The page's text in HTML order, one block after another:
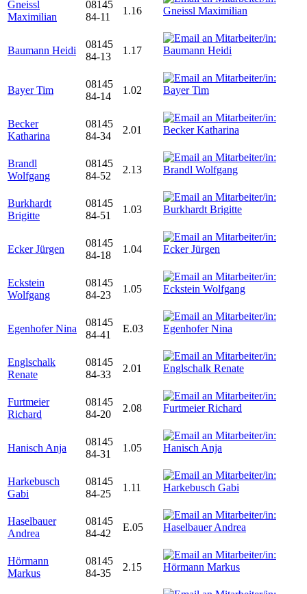
Gneissl
Maximilian
08145
84-11
1.16
Baumann Heidi
08145
84-13
1.17
Bayer Tim
08145
84-14
1.02
Becker
Katharina
08145
84-34
2.01
Brandl
Wolfgang
08145
84-52
2.13
Burkhardt
Brigitte
08145
84-51
1.03
Ecker Jürgen
08145
84-18
1.04
Eckstein
Wolfgang
08145
84-23
1.05
Egenhofer Nina
08145
84-41
E.03
Englschalk
Renate
08145
84-33
2.01
Furtmeier
Richard
08145
84-20
2.08
Hanisch Anja
08145
84-31
1.05
Harkebusch
Gabi
08145
84-25
1.11
Haselbauer
Andrea
08145
84-42
E.05
Hörmann
Markus
08145
84-35
2.15